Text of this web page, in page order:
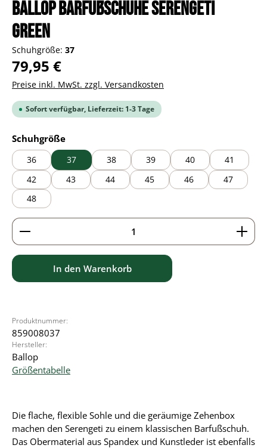
BALLOP Barfußschuhe Serengeti
green
Schuhgröße: 37
Regulärer Preis:
79,95 €
Preise inkl. MwSt. zzgl. Versandkosten
Sofort verfügbar, Lieferzeit: 1-3 Tage
Schuhgrößeauswählen
36 37 38 39 40
41
42
43 44 45 46
47
48
Produkt Anzahl: Gib den gewünschten Wert ein
In den Warenkorb
Produktnummer:
859008037
Hersteller:
Ballop
Größentabelle
Die flache, flexible Sohle und die geräumige Zehenbox
machen den Serengeti zu einem klassischen Barfußschuh.
Das Obermaterial aus Spandex und Kunstleder ist ebenfalls